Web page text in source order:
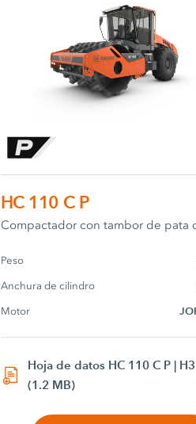
HC 110 C P
Compactador con tambor de pata
Peso
Anchura de cilindro
Motor
Hoja de datos HC 110 C P |
(1.2 MB)